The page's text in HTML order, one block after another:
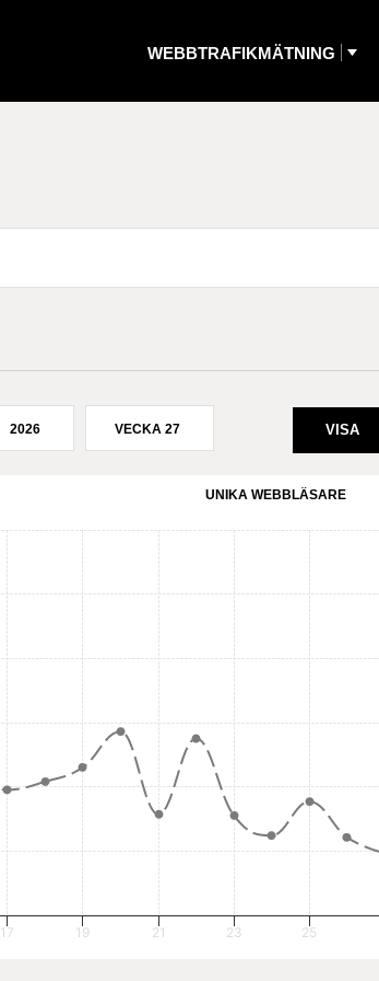
WEBBTRAFIKMÄTNING
2026 VECKA 27
UNIKA WEBBLÄSARE
17 19 21 23 25